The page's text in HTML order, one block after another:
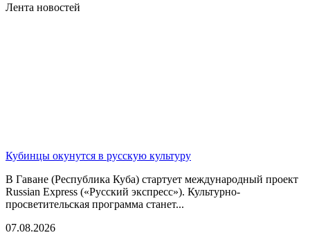
Лента новостей
Кубинцы окунутся в русскую культуру
В Гаване (Республика Куба) стартует международный проект
Russian Express («Русский экспресс»). Культурно-
просветительская программа станет...
07.08.2026